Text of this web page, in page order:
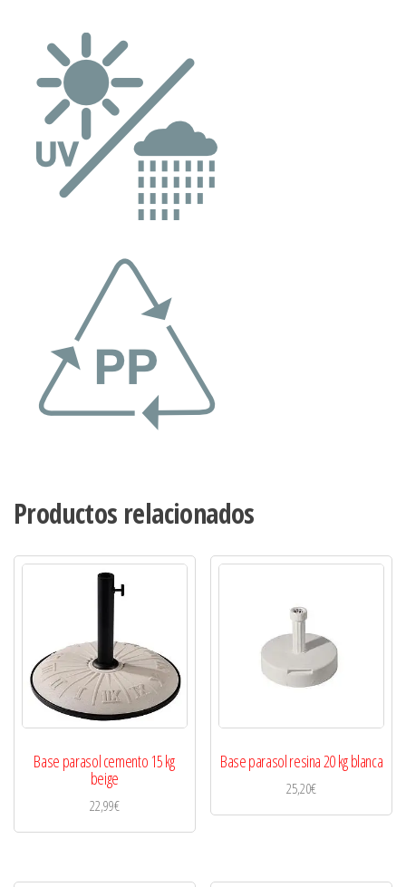
Productos relacionados
Base parasol cemento 15 kg
beige
22,99€
Base parasol resina 20 kg blanca
25,20€